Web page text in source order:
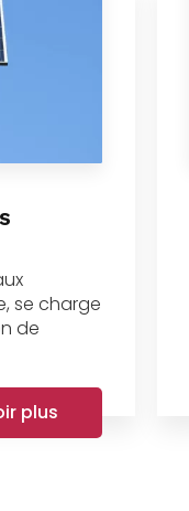
se charge
de
plus